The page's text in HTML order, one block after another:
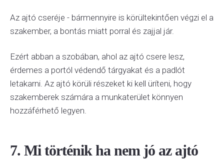
Az ajtó cseréje - bármennyire is körültekintően végzi el a
szakember, a bontás miatt porral és zajjal jár.
Ezért abban a szobában, ahol az ajtó csere lesz,
érdemes a portól védendő tárgyakat és a padlót
letakarni. Az ajtó körüli részeket ki kell üríteni, hogy
szakemberek számára a munkaterület könnyen
hozzáférhető legyen.
7. Mi történik ha nem jó az ajtó